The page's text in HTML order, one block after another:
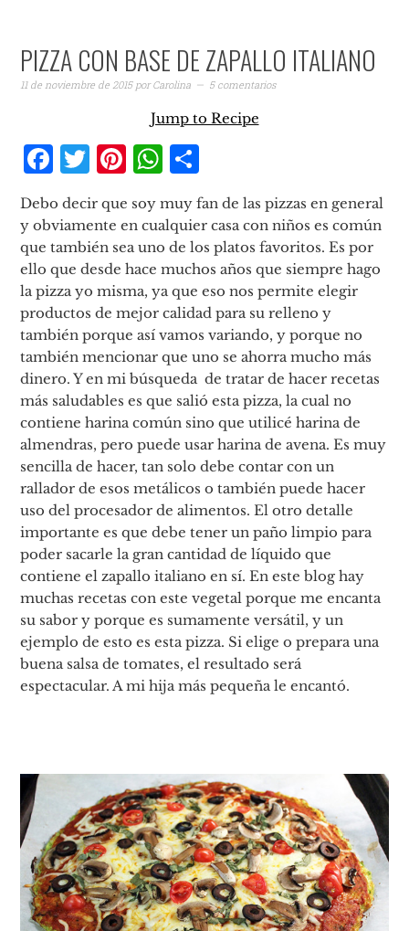
PIZZA CON BASE DE ZAPALLO ITALIANO
11 de noviembre de 2015porCarolina 5 comentarios
Jump to Recipe
Facebook
Twitter
Pinterest
WhatsApp
Debo decir que soy muy fan de las pizzas en general
y obviamente en cualquier casa con niños es común
que también sea uno de los platos favoritos. Es por
ello que desde hace muchos años que siempre hago
la pizza yo misma, ya que eso nos permite elegir
productos de mejor calidad para su relleno y
también porque así vamos variando, y porque no
también mencionar que uno se ahorra mucho más
dinero. Y en mi búsqueda de tratar de hacer recetas
más saludables es que salió esta pizza, la cual no
contiene harina común sino que utilicé harina de
almendras, pero puede usar harina de avena. Es muy
sencilla de hacer, tan solo debe contar con un
rallador de esos metálicos o también puede hacer
uso del procesador de alimentos. El otro detalle
importante es que debe tener un paño limpio para
poder sacarle la gran cantidad de líquido que
contiene el zapallo italiano en sí. En este blog hay
muchas recetas con este vegetal porque me encanta
su sabor y porque es sumamente versátil, y un
ejemplo de esto es esta pizza. Si elige o prepara una
buena salsa de tomates, el resultado será
espectacular. A mi hija más pequeña le encantó.